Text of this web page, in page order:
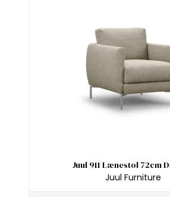
Juul 911 Lænestol 72cm
Juul Furniture